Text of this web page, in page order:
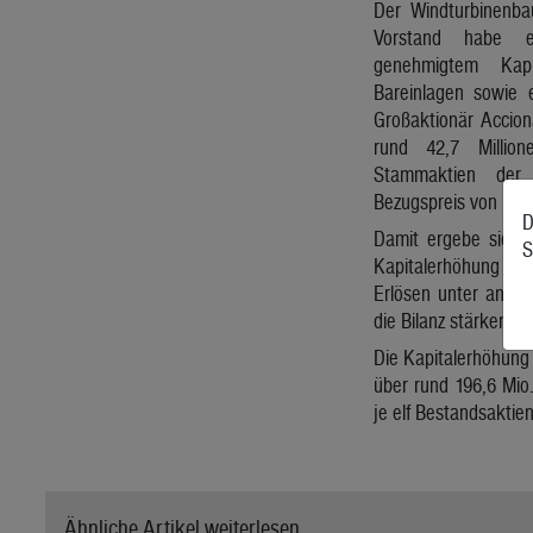
Der
Vorstand habe
genehmigtem
Bareinlagen sowie
Großaktionär
rund 42,7
Stammaktien
Bezugspreis von
Damit ergebe sich
Kapitalerhöhung
Erlösen unter
die Bilanz stärken
Die
über rund 196,6
je elf
Ähnliche Artikel weiterlesen